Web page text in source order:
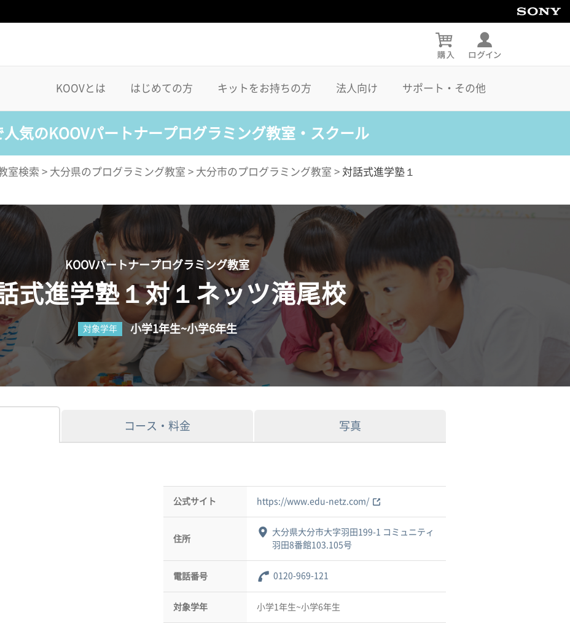
KOOVとは はじめての方 キットをお持ちの方 法人向け サポート・その他
人気のKOOVパートナープログラミング教室・スクール
室検索 > 大分県のプログラミング教室 > 大分市のプログラミング教室 > 対話式進学塾１
KOOVパートナープログラミング教室
式進学塾１対１ネッツ滝尾校
対象学年 小学1年生~小学6年生
コース・料金 写真
公式サイト https://www.edu-netz.com/
住所
大分県大分市大字羽田199-1 コミュニティ
羽田8番館103.105号
電話番号 0120-969-121
対象学年 小学1年生~小学6年生